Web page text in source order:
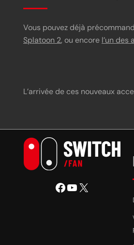
Vous pouvez déjà
Splatoon 2, ou encore l’un des
L’arrivée de ces nouveaux
Facebook YouTube X